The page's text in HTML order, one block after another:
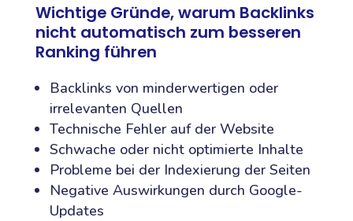
Wichtige Gründe, warum Backlinks
nicht automatisch zum besseren
Ranking führen
Backlinks von minderwertigen oder
irrelevanten Quellen
Technische Fehler auf der Website
Schwache oder nicht optimierte Inhalte
Probleme bei der Indexierung der Seiten
Negative Auswirkungen durch Google-
Updates